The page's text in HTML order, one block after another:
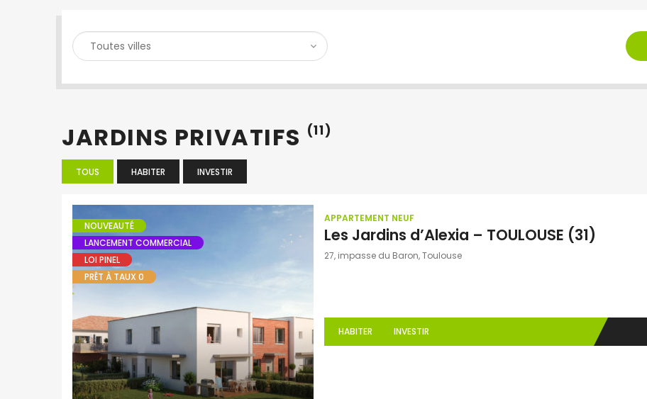
RECHERCHER UN BIEN
JARDINS PRIVATIFS (11)
TOUS HABITER INVESTIR
NOUVEAUTÉ
LANCEMENT COMMERCIAL
LOI PINEL
PRÊT À TAUX 0
APPARTEMENT NEUF
Les Jardins d’Alexia – TOULOUSE (31)
27, impasse du Baron, Toulouse
HABITER INVESTIR